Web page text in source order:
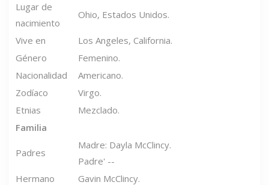
Lugar de
nacimiento
Ohio, Estados Unidos.
Vive en
Los Angeles, California.
Género
Femenino.
Nacionalidad
Americano.
Zodíaco
Virgo.
Etnias
Mezclado.
Familia
Padres
Madre: Dayla McClincy.
Padre' --
Hermano
Gavin McClincy.